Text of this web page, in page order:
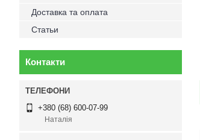
Доставка та оплата
Статьи
Контакти
+380 (68) 600-07-99
Наталія